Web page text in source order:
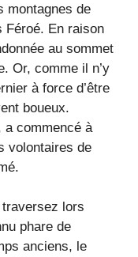
montagnes de
En raison
au sommet
Or, comme il n’y
à force d’être
boueux.
a commencé à
volontaires de
lors
phare de
anciens, le